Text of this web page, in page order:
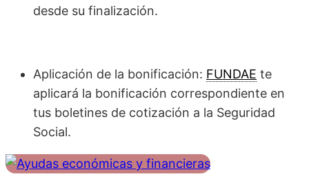
desde su finalización.
Aplicación de la bonificación: FUNDAE te
aplicará la bonificación correspondiente en
tus boletines de cotización a la Seguridad
Social.